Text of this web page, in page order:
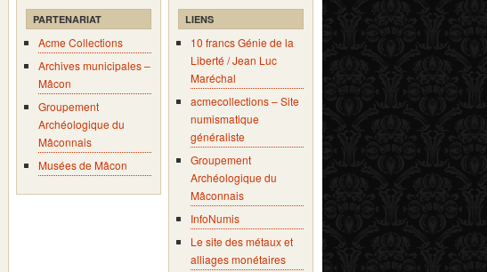
PARTENARIAT
Acme Collections
Archives municipales –
Mâcon
Groupement
Archéologique du
Mâconnais
Musées de Mâcon
LIENS
10 francs Génie de la
Liberté / Jean Luc
Maréchal
acmecollections – Site
numismatique
généraliste
Groupement
Archéologique du
Mâconnais
InfoNumis
Le site des métaux et
alliages monétaires